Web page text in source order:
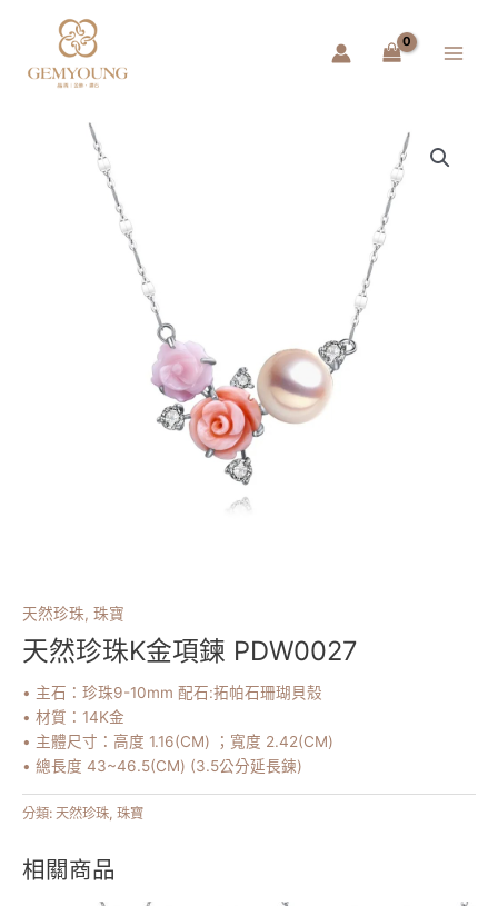
Menu
天然珍珠, 珠寶
天然珍珠K金項鍊 PDW0027
• 主石：珍珠9-10mm 配石:拓帕石珊瑚貝殼
• 材質：14K金
• 主體尺寸：高度 1.16(CM) ；寬度 2.42(CM)
• 總長度 43~46.5(CM) (3.5公分延長鍊)
分類: 天然珍珠, 珠寶
相關商品